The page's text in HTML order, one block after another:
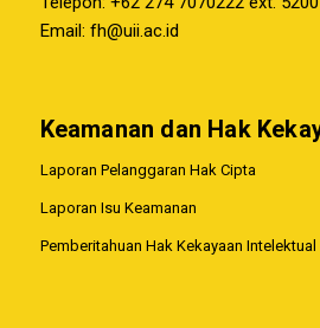
Email: fh@uii.ac.id
Keamanan dan Hak
Laporan Pelanggaran Hak Cipta
Laporan Isu Keamanan
Pemberitahuan Hak Kekayaan Intelektual